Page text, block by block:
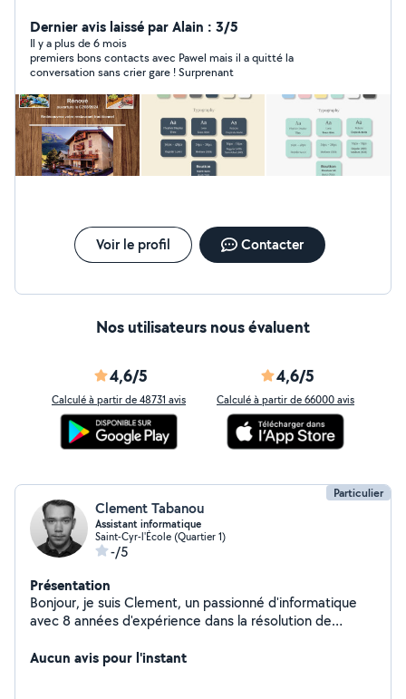
une valeur ajoutée à vos projets. Mes compétences :
Design graphique : Logos, identité visuelle, supports de
communication. Design web : Sites web responsives,
UI/UX design. Illustration : Illustrations vectorielles,
dessins digitaux. Création de sites web :
Développement de sites personnalisés et optimisés.
Pourquoi me choisir ? Créativité : Idées innovantes pour
vos projets. Polyvalence : Adaptabilité à différents styles
et besoins. Professionnalisme : Respect des délais et
Merci de votre attention. Bien cordialement, Pawel
WebArt
Dernier avis laissé par Alain : 3/5
Il y a plus de 6 mois
premiers bons contacts avec Pawel mais il a quitté la
conversation sans crier gare ! Surprenant
Voir le profil Contacter
Nos utilisateurs nous évaluent
4,6/5
Calculé à partir de 48731 avis
4,6/5
Calculé à partir de 66000 avis
Particulier
Clement Tabanou
Assistant informatique
Saint-Cyr-l'École (Quartier 1)
-/5
Présentation
Bonjour, je suis Clement, un passionné d'informatique
avec 8 années d'expérience dans la résolution de
ordinateur, installer des logiciels, ou vous aider à
Aucun avis pour l'instant